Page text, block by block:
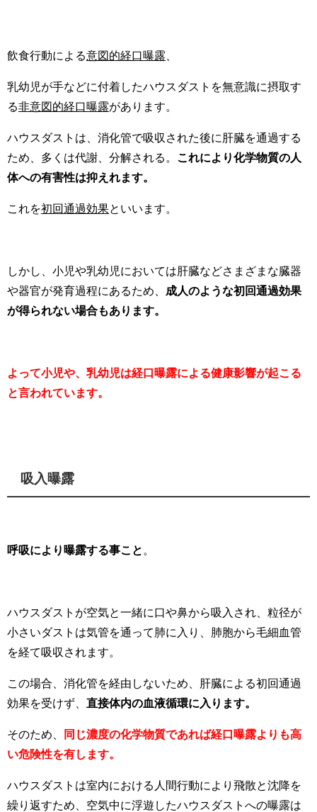
飲食行動による意図的経口曝露
乳幼児が手などに付着したハウスダストを無意識に摂取す
る非意図的経口曝露があります。
ハウスダストは、消化管で吸収された後に肝臓を通過する
ため、多くは代謝、分解される。
これにより化学物質の人
体への有害性は抑えれます。
これを初回通過効果といいます。
しかし、小児や乳幼児においては肝臓などさまざまな臓器
や器官が発育過程にあるため、
成人のような初回通過効果
が得られない場合もあります。
よって小児や、乳幼児は経口曝露による健康影響が起こる
と言われています。
吸入曝露
呼吸により曝露する事こと
ハウスダストが空気と一緒に口や鼻から吸入され、粒径が
小さいダストは気管を通って肺に入り、肺胞から毛細血管
を経て吸収されます。
この場合、消化管を経由しないため、肝臓による初回通過
効果を受けず、 直接体内の血液循環に入ります。
そのため、
同じ濃度の化学物質であれば経口曝露よりも高
い危険性を有します。
ハウスダストは室内における人間行動により飛散と沈降を
繰り返すため、空気中に浮遊したハウスダストへの曝露は